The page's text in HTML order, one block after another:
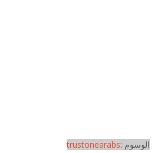
الوسوم :trustonearabs